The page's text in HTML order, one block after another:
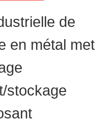
de
en métal met
stockage